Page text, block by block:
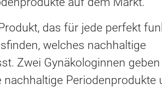
das für jede perfekt
welches nachhaltige
Zwei Gynäkologinnen geben
Periodenprodukte